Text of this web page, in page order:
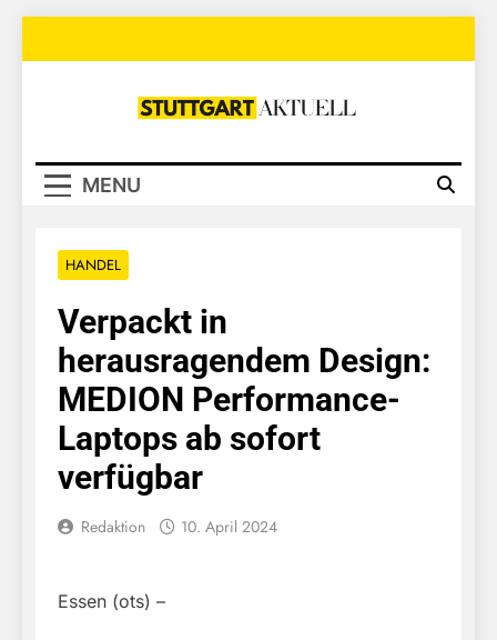
Stuttgart
MENU
HANDEL
Verpackt in
herausragendem Design:
MEDION Performance-
Laptops ab sofort
verfügbar
Redaktion 10. April 2024
Essen (ots) –